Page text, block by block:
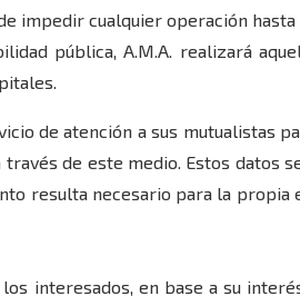
impedir cualquier operación
pública, A.M.A. realizará
de atención a sus mutualistas
de este medio. Estos datos
resulta necesario para la propia
interesados, en base a su